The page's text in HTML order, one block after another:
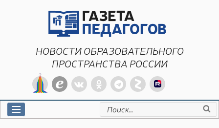
НОВОСТИ ОБРАЗОВАТЕЛЬНОГО
ПРОСТРАНСТВА РОССИИ
Искать: